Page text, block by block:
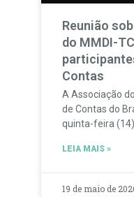
Reunião
do MMDI-
Contas
A Associação
de Contas do
quinta-feira
LEIA MAIS »
19 de maio de